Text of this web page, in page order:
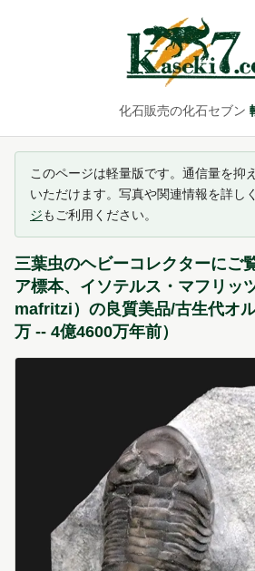
化石販売の化石セブン
このページは軽量版です。通信量を抑
いただけます。写真や関連情報を詳し
ジもご利用ください。
三葉虫のヘビーコレクターにご
ア標本、イソテルス・マフリッ
mafritzi）の良質美品/古生代オ
万 -- 4億4600万年前）